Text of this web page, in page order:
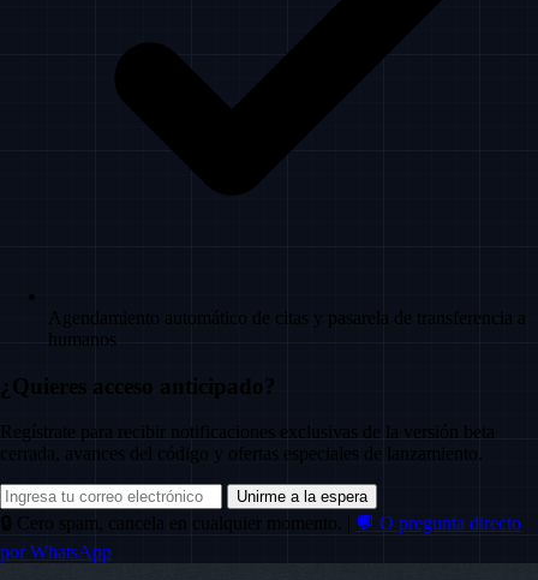
Agendamiento automático de citas y pasarela de transferencia a
humanos
¿Quieres acceso anticipado?
Regístrate para recibir notificaciones exclusivas de la versión beta
cerrada, avances del código y ofertas especiales de lanzamiento.
Unirme a la espera
🔒 Cero spam, cancela en cualquier momento.
💬 O pregunta directo
por WhatsApp